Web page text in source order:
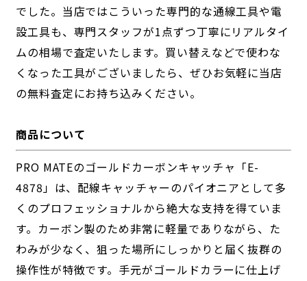
でした。当店ではこういった専門的な通線工具や電
設工具も、専門スタッフが1点ずつ丁寧にリアルタイ
ムの相場で査定いたします。買い替えなどで使わな
くなった工具がございましたら、ぜひお気軽に当店
の無料査定にお持ち込みください。
商品について
PRO MATEのゴールドカーボンキャッチャ「E-
4878」は、配線キャッチャーのパイオニアとして多
くのプロフェッショナルから絶大な支持を得ていま
す。カーボン製のため非常に軽量でありながら、た
わみが少なく、狙った場所にしっかりと届く抜群の
操作性が特徴です。手元がゴールドカラーに仕上げ